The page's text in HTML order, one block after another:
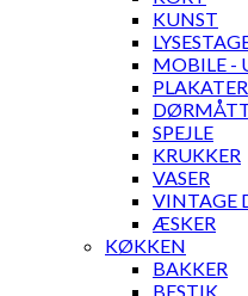
KUNST
MOBILE -
PLAKATER
SPEJLE
KRUKKER
VASER
VINTAGE
ÆSKER
KØKKEN
BAKKER
BESTIK